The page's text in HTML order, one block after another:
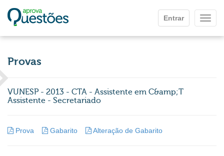
Entrar
Provas
VUNESP - 2013 - CTA - Assistente em C&amp;T
Assistente - Secretariado
Prova Gabarito Alteração de Gabarito